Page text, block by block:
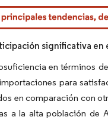
atribución según CC BY 4.0.
significativa en
en términos
para
en comparación con
a la alta población de